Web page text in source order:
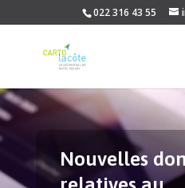
022 316 43 55
Nouvelles